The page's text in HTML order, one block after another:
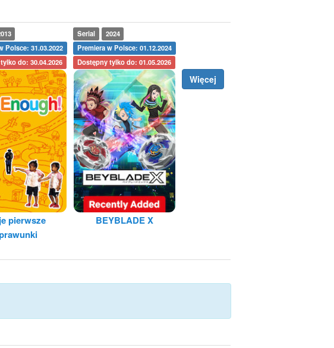
Polsce: 31.03.2022
do: 30.04.2026
pierwsze
Serial
2024
Premiera w Polsce: 01.12.2024
Dostępny tylko do: 01.05.2026
BEYBLADE X
Więcej